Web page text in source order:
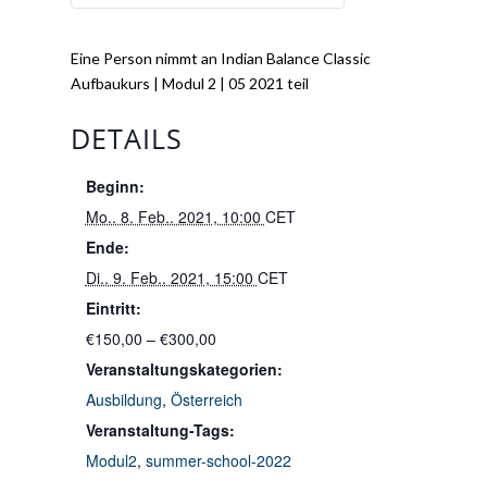
Eine Person nimmt an Indian Balance Classic
Aufbaukurs | Modul 2 | 05 2021 teil
DETAILS
Beginn:
Mo.. 8. Feb.. 2021, 10:00 CET
Ende:
Di.. 9. Feb.. 2021, 15:00 CET
Eintritt:
€150,00 – €300,00
Veranstaltungskategorien:
Ausbildung, Österreich
Veranstaltung-Tags:
Modul2, summer-school-2022